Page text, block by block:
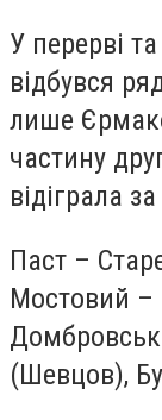
У перерві
відбувся
лише
частину
відіграла
Паст –
Мостовий –
(Шевцов),